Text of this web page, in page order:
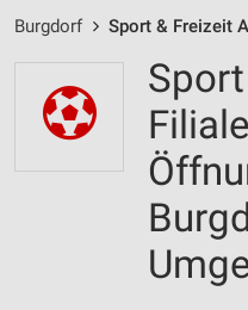
Burgdorf Sport & Freizeit